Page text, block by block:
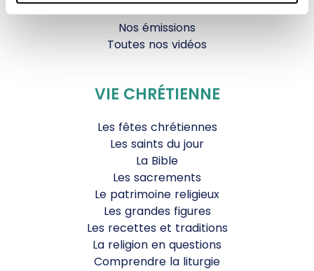
JDS.tv
Nos émissions
Toutes nos vidéos
VIE CHRÉTIENNE
Les fêtes chrétiennes
Les saints du jour
La Bible
Les sacrements
Le patrimoine religieux
Les grandes figures
Les recettes et traditions
La religion en questions
Comprendre la liturgie